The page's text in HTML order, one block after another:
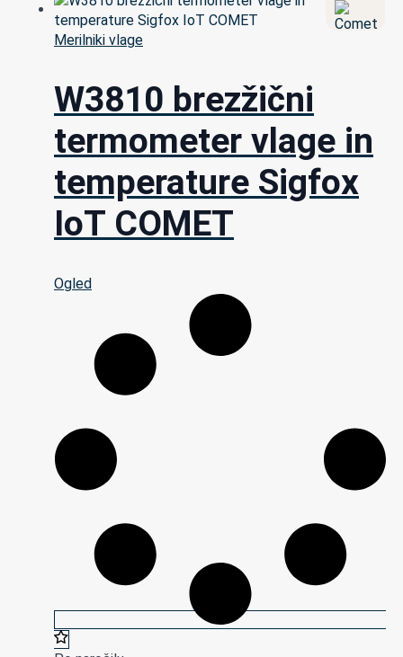
Merilniki vlage
W3810 brezžični
termometer vlage in
temperature Sigfox
IoT COMET
Ogled